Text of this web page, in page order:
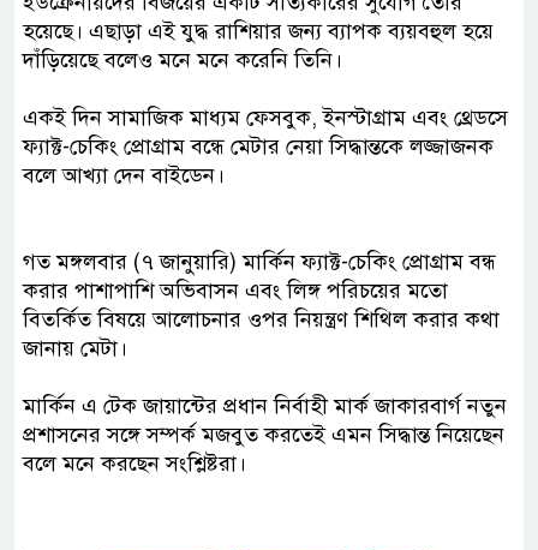
হয়েছে। এছাড়া এই যুদ্ধ রাশিয়ার জন্য ব্যাপক ব্যয়বহুল হয়ে
দাঁড়িয়েছে বলেও মনে মনে করেনি তিনি।
একই দিন সামাজিক মাধ্যম ফেসবুক, ইনস্টাগ্রাম এবং থ্রেডসে
ফ্যাক্ট-চেকিং প্রোগ্রাম বন্ধে মেটার নেয়া সিদ্ধান্তকে লজ্জাজনক
বলে আখ্যা দেন বাইডেন।
গত মঙ্গলবার (৭ জানুয়ারি) মার্কিন ফ্যাক্ট-চেকিং প্রোগ্রাম বন্ধ
করার পাশাপাশি অভিবাসন এবং লিঙ্গ পরিচয়ের মতো
বিতর্কিত বিষয়ে আলোচনার ওপর নিয়ন্ত্রণ শিথিল করার কথা
জানায় মেটা।
মার্কিন এ টেক জায়ান্টের প্রধান নির্বাহী মার্ক জাকারবার্গ নতুন
প্রশাসনের সঙ্গে সম্পর্ক মজবুত করতেই এমন সিদ্ধান্ত নিয়েছেন
বলে মনে করছেন সংশ্লিষ্টরা।